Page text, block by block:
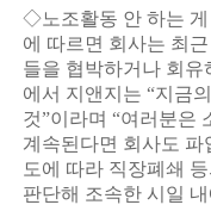
◇노조활동 안 하는 게
에 따르면 회사는 최
들을 협박하거나 회유
에서 지앤지는 “지금
것”이라며 “여러분은
계속된다면 회사도
도에 따라 직장폐쇄
판단해 조속한 시일